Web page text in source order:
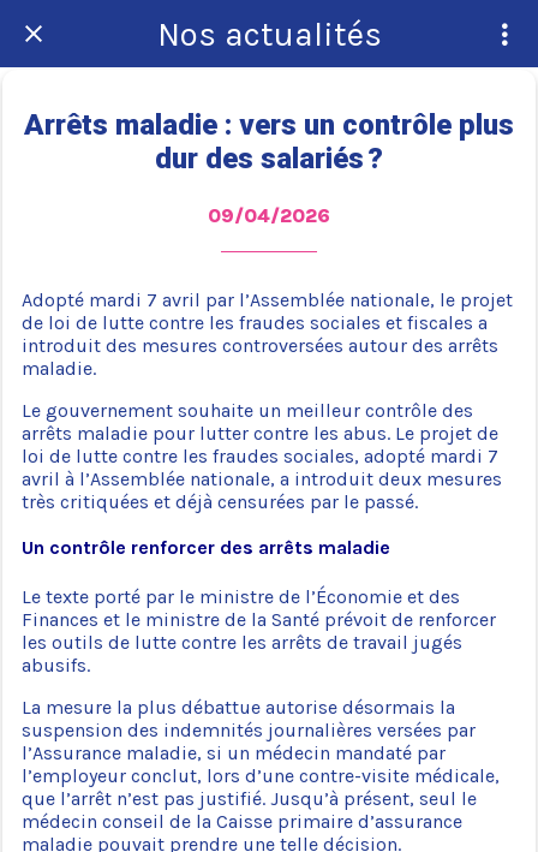
Nos actualités
Arrêts maladie : vers un contrôle plus
dur des salariés ?
09/04/2026
Adopté mardi 7 avril par l’Assemblée nationale, le projet
de loi de lutte contre les fraudes sociales et fiscales a
introduit des mesures controversées autour des arrêts
maladie.
Le gouvernement souhaite un meilleur contrôle des
arrêts maladie pour lutter contre les abus. Le projet de
loi de lutte contre les fraudes sociales, adopté mardi 7
avril à l’Assemblée nationale, a introduit deux mesures
très critiquées et déjà censurées par le passé.
Un contrôle renforcer des arrêts maladie
Le texte porté par le ministre de l’Économie et des
Finances et le ministre de la Santé prévoit de renforcer
les outils de lutte contre les arrêts de travail jugés
abusifs.
La mesure la plus débattue autorise désormais la
suspension des indemnités journalières versées par
l’Assurance maladie, si un médecin mandaté par
l’employeur conclut, lors d’une contre-visite médicale,
que l’arrêt n’est pas justifié. Jusqu’à présent, seul le
médecin conseil de la Caisse primaire d’assurance
maladie pouvait prendre une telle décision.